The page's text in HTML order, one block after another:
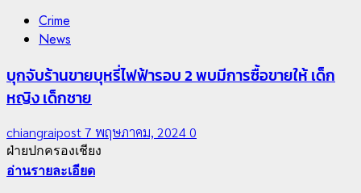
Crime
News
บุกจับร้านขายบุหรี่ไฟฟ้ารอบ 2 พบมีการซื้อขายให้ เด็ก
หญิง เด็กชาย
chiangraipost7 พฤษภาคม, 20240
ฝ่ายปกครองเชียง
อ่านรายละเอียด